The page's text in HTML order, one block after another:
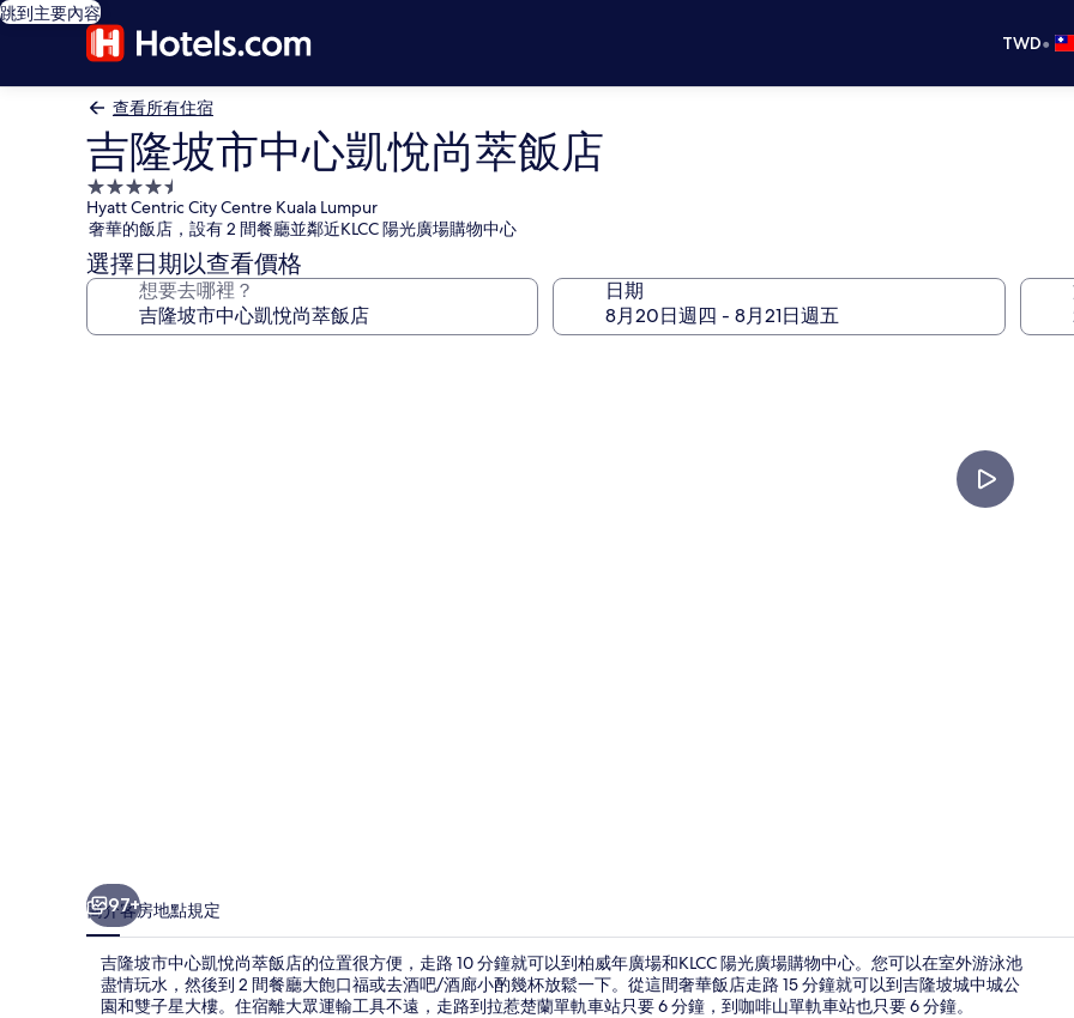
跳到主要內容
TWD•
查看所有住宿
吉隆坡市中心凱悅尚萃飯店
4.5
星
級
住
宿
Hyatt Centric City Centre Kuala Lumpur
奢華的飯店，設有 2 間餐廳並鄰近KLCC 陽光廣場購物中心
選擇日期以查看價格
想要去哪裡？ 日期
片
集
97+
簡介客房地點規定
吉隆坡市中心凱悅尚萃飯店的位置很方便，走路 10 分鐘就可以到柏威年廣場和KLCC 陽光廣場購物中心。您可以在室外游泳池
盡情玩水，然後到 2 間餐廳大飽口福或去酒吧/酒廊小酌幾杯放鬆一下。從這間奢華飯店走路 15 分鐘就可以到吉隆坡城中城公
園和雙子星大樓。住宿離大眾運輸工具不遠，走路到拉惹楚蘭單軌車站只要 6 分鐘，到咖啡山單軌車站也只要 6 分鐘。